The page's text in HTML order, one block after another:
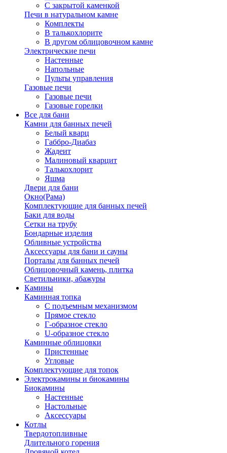
С закрытой каменкой
Печи в натуральном камне
Комплекты
В талькохлорите
В другом облицовочном камне
Электрические печи
Настенные
Напольные
Пульты управления
Газовые печи
Газовые печи
Газовые горелки
Все для бани
Камни для банных печей
Белый кварц
Габбро-Диабаз
Жадеит
Малиновый кварцит
Талькохлорит
Яшма
Двери для бани
Окно(Рама)
Комплектующие для банных печей
Баки для воды
Сетки на трубу
Бондарные изделия
Обливные устройства
Аксессуары для бани и сауны
Порталы для банных печей
Облицовочный камень, плитка
Светильники, абажуры
Камины
Каминная топка
С подъемным механизмом
Прямое стекло
Г-образное стекло
U-образное стекло
Каминные облицовки
Пристенные
Угловые
Комплектующие для топок
Электрокамины и биокамины
Биокамины
Настенные
Настольные
Аксессуары
Котлы
Твердотопливные
Длительного горения